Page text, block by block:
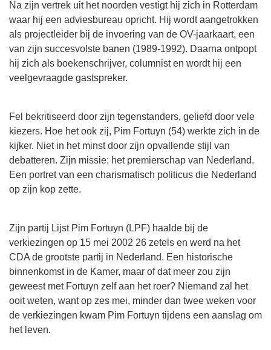
Na zijn vertrek uit het noorden vestigt hij zich in Rotterdam
waar hij een adviesbureau opricht. Hij wordt aangetrokken
als projectleider bij de invoering van de OV-jaarkaart, een
van zijn succesvolste banen (1989-1992). Daarna ontpopt
hij zich als boekenschrijver, columnist en wordt hij een
veelgevraagde gastspreker.
Fel bekritiseerd door zijn tegenstanders, geliefd door vele
kiezers. Hoe het ook zij, Pim Fortuyn (54) werkte zich in de
kijker. Niet in het minst door zijn opvallende stijl van
debatteren. Zijn missie: het premierschap van Nederland.
Een portret van een charismatisch politicus die Nederland
op zijn kop zette.
Zijn partij Lijst Pim Fortuyn (LPF) haalde bij de
verkiezingen op 15 mei 2002 26 zetels en werd na het
CDA de grootste partij in Nederland. Een historische
binnenkomst in de Kamer, maar of dat meer zou zijn
geweest met Fortuyn zelf aan het roer? Niemand zal het
ooit weten, want op zes mei, minder dan twee weken voor
de verkiezingen kwam Pim Fortuyn tijdens een aanslag om
het leven.